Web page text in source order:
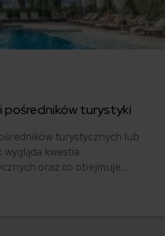
pośredników turystyki
turystycznych lub
kwestia
oraz co obejmuje